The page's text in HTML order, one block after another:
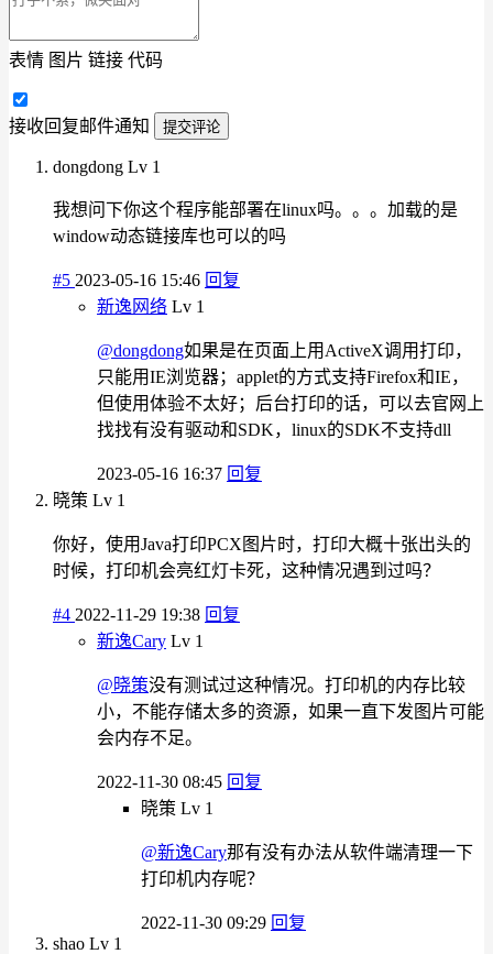
表情 图片 链接 代码
接收回复邮件通知 提交评论
dongdong Lv 1
我想问下你这个程序能部署在linux吗。。。加载的是
window动态链接库也可以的吗
#5 2023-05-16 15:46 回复
新逸网络 Lv 1
@dongdong如果是在页面上用ActiveX调用打印，
只能用IE浏览器；applet的方式支持Firefox和IE，
但使用体验不太好；后台打印的话，可以去官网上
找找有没有驱动和SDK，linux的SDK不支持dll
2023-05-16 16:37 回复
晓策 Lv 1
你好，使用Java打印PCX图片时，打印大概十张出头的
时候，打印机会亮红灯卡死，这种情况遇到过吗？
#4 2022-11-29 19:38 回复
新逸Cary Lv 1
@晓策没有测试过这种情况。打印机的内存比较
小，不能存储太多的资源，如果一直下发图片可能
会内存不足。
2022-11-30 08:45 回复
晓策 Lv 1
@新逸Cary那有没有办法从软件端清理一下
打印机内存呢？
2022-11-30 09:29 回复
shao Lv 1